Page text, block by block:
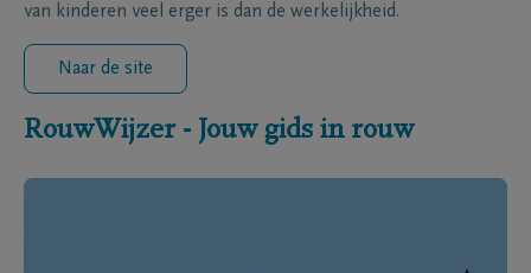
van kinderen veel erger is dan de werkelijkheid.
Naar de site
RouwWijzer - Jouw gids in rouw